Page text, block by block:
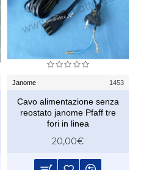
Janome 1453
Cavo alimentazione senza
reostato janome Pfaff tre
fori in linea
20,00€